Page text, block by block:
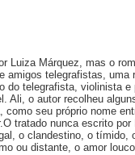
Márquez, mas o
telegrafistas,
telegrafista, violinista
o autor recolheu
seu próprio nome
tratado nunca escrito
o clandestino, o tímido,
ou distante, o amor